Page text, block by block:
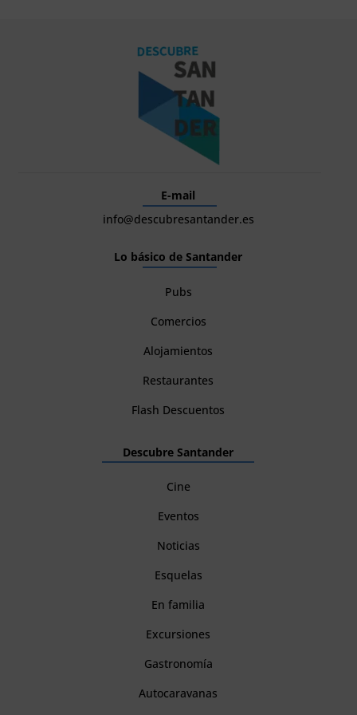
E-mail
info@descubresantander.es
Lo básico de Santander
Pubs
Comercios
Alojamientos
Restaurantes
Flash Descuentos
Descubre Santander
Cine
Eventos
Noticias
Esquelas
En familia
Excursiones
Gastronomía
Autocaravanas